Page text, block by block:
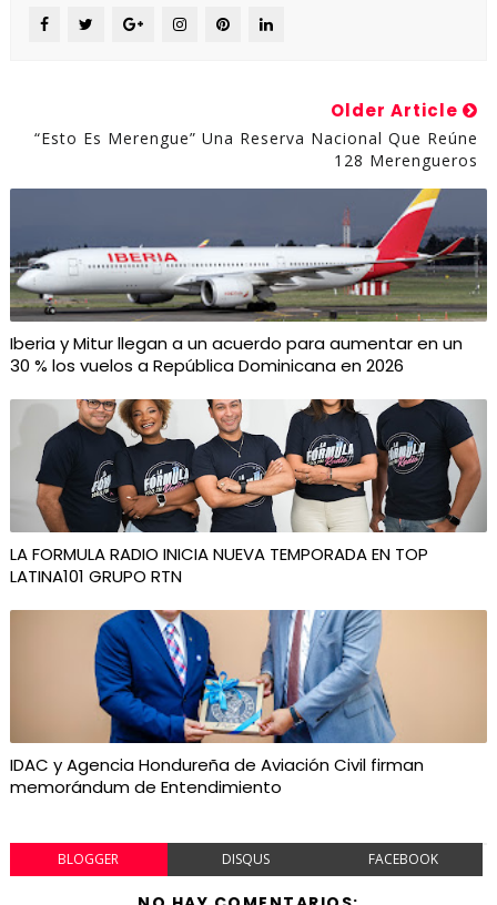
Older Article
“Esto Es Merengue” Una Reserva Nacional Que Reúne
128 Merengueros
Iberia y Mitur llegan a un acuerdo para aumentar en un
30 % los vuelos a República Dominicana en 2026
LA FORMULA RADIO INICIA NUEVA TEMPORADA EN TOP
LATINA101 GRUPO RTN
IDAC y Agencia Hondureña de Aviación Civil firman
memorándum de Entendimiento
BLOGGER DISQUS FACEBOOK